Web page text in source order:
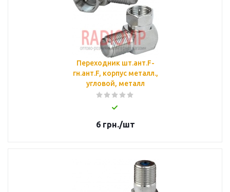
Переходник шт.ант.F-
гн.ант.F, корпус металл.,
угловой, металл
6грн./шт